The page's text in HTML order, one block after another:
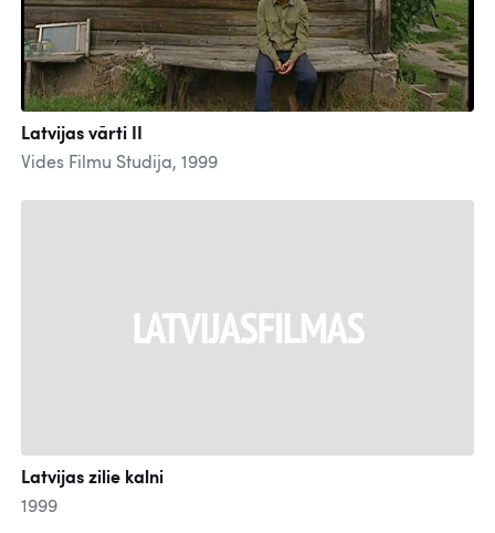
Latvijas vārti II
Vides Filmu Studija, 1999
Latvijas zilie kalni
1999